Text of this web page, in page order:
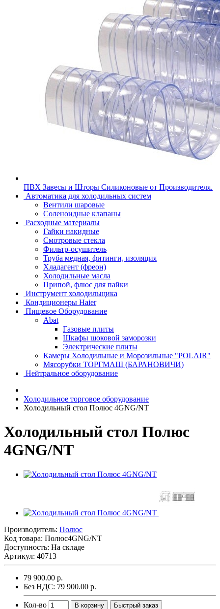
ПВХ Завесы и Шторы Силиконовые от Производителя.
Автоматика для холодильных систем
Вентили шаровые
Соленоидные клапаны
Расходные материалы
Гайки накидные
Смотровые стекла
Фильтр-осушитель
Труба медная, фитинги, изоляция
Хладагент (фреон)
Холодильные масла
Припой, флюс для пайки
Инструмент холодильщика
Кондиционеры Haier
Пищевое Оборудование
Abat
Газовые плиты
Шкафы шоковой заморозки
Электрические плиты
Камеры Холодильные и Морозильные "POLAIR"
Мясорубки ТОРГМАШ (БАРАНОВИЧИ)
Нейтральное оборудование
Холодильное торговое оборудование
Холодильный стол Полюс 4GNG/NT
Холодильный стол Полюс
4GNG/NT
Производитель: Полюс
Код товара: Полюс4GNG/NT
Доступность: На складе
Артикул: 40713
79 900.00 р.
Без НДС: 79 900.00 р.
Кол-во В корзину Быстрый заказ